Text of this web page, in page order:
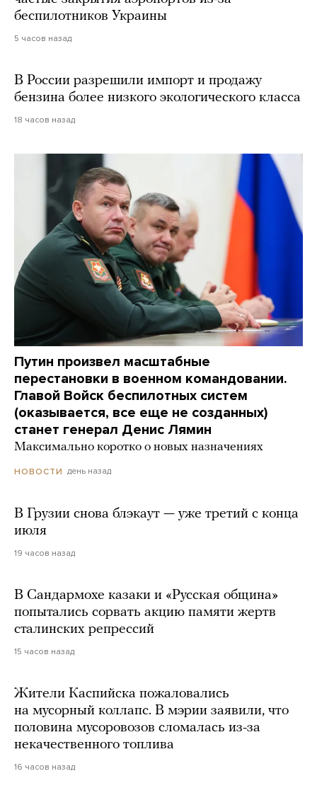
беспилотников Украины
5 часов назад
В России разрешили импорт и продажу
бензина более низкого экологического класса
18 часов назад
Путин произвел масштабные
перестановки в военном командовании.
Главой Войск беспилотных систем
(оказывается, все еще не созданных)
станет генерал Денис Лямин
Максимально коротко о новых назначениях
НОВОСТИ день назад
В Грузии снова блэкаут — уже третий с конца
июля
19 часов назад
В Сандармохе казаки и «Русская община»
попытались сорвать акцию памяти жертв
сталинских репрессий
15 часов назад
Жители Каспийска пожаловались
на мусорный коллапс. В мэрии заявили, что
половина мусоровозов сломалась из-за
некачественного топлива
16 часов назад